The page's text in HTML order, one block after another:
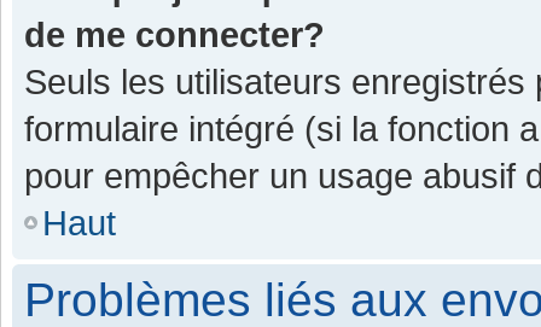
de me connecter?
Seuls les utilisateurs enregistrés
formulaire intégré (si la fonction
pour empêcher un usage abusif
Haut
Problèmes liés aux